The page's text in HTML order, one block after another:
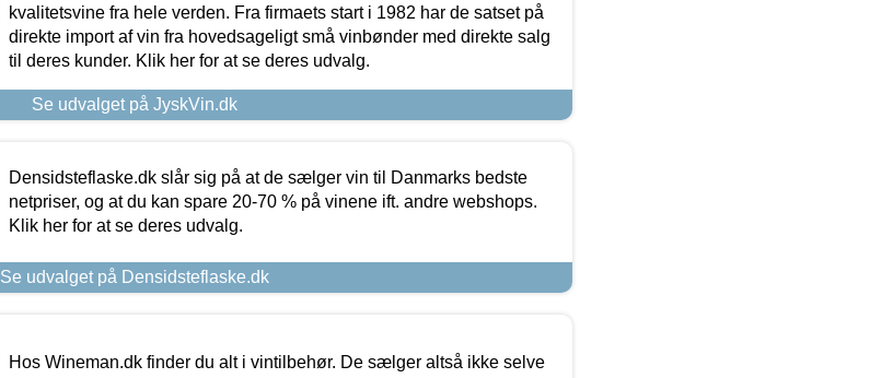
kvalitetsvine fra hele verden. Fra firmaets start i 1982 har de satset på
direkte import af vin fra hovedsageligt små vinbønder med direkte salg
til deres kunder. Klik her for at se deres udvalg.
Se udvalget på JyskVin.dk
Densidsteflaske.dk slår sig på at de sælger vin til Danmarks bedste
netpriser, og at du kan spare 20-70 % på vinene ift. andre webshops.
Klik her for at se deres udvalg.
Se udvalget på Densidsteflaske.dk
Hos Wineman.dk finder du alt i vintilbehør. De sælger altså ikke selve